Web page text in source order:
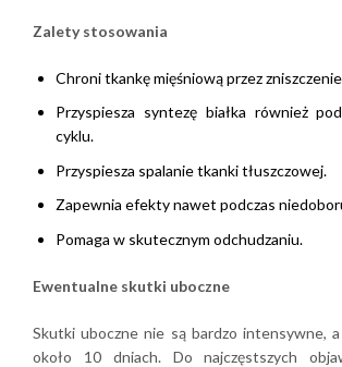
Zalety stosowania
Chroni tkankę mięśniową przez
Przyspiesza syntezę białka również
cyklu.
Przyspiesza spalanie tkanki tłuszczowej.
Zapewnia efekty nawet podczas
Pomaga w skutecznym odchudzaniu.
Ewentualne skutki uboczne
Skutki uboczne nie są bardzo intensywne,
około 10 dniach. Do najczęstszych